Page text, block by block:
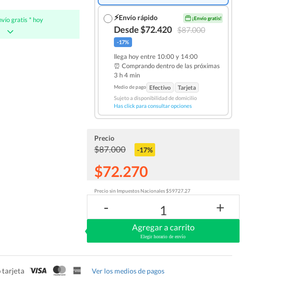
gratis * hoy ⚡Envío rápido ¡Envío gratis!
Desde $72.420 $87.000
-17%
llega hoy entre 10:00 y 14:00
⏰ Comprando dentro de las próximas
3 h 4 min
Medio de pago Efectivo Tarjeta
Sujeto a disponibilidad de domicilio
Has click para consultar opciones
Precio
$87.000 -17%
$72.270
Precio sin Impuestos Nacionales $59727.27
- 1 +
Agregar a carrito
Elegir horario de envío
tarjeta Ver los medios de pagos